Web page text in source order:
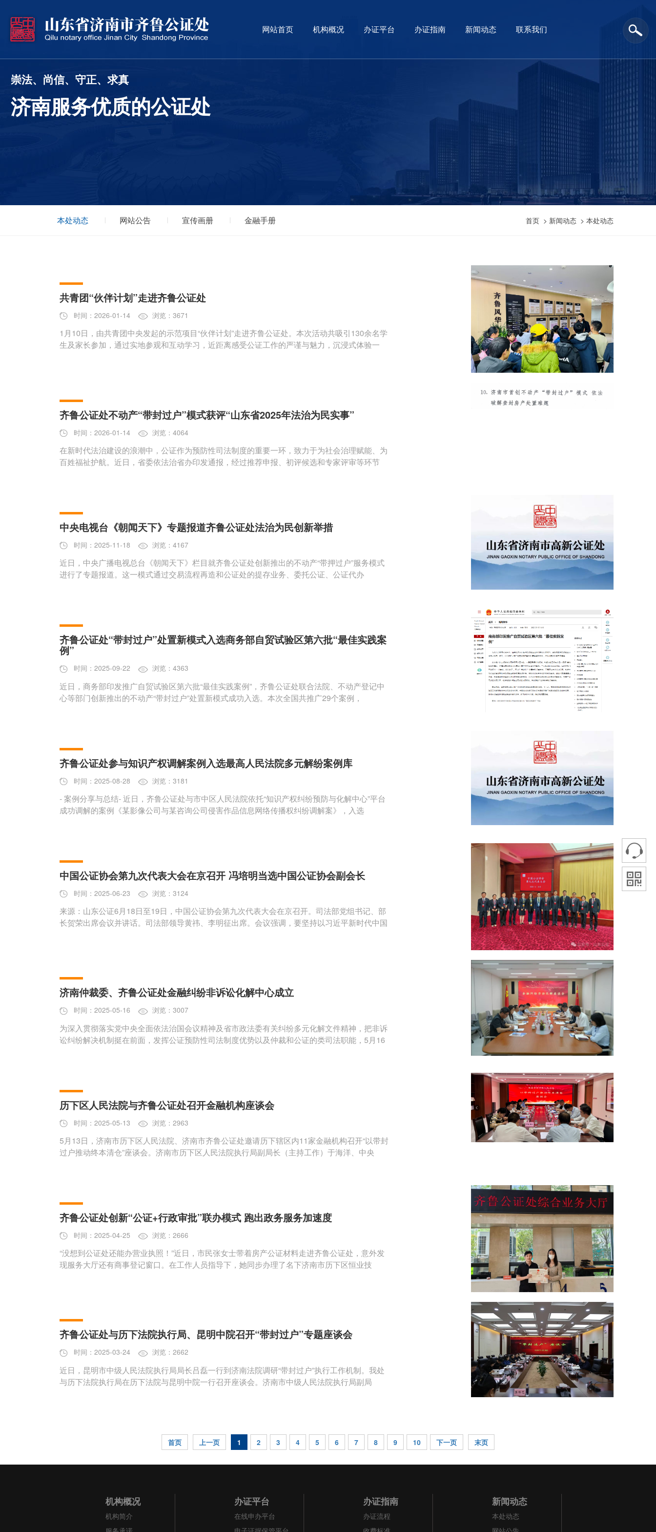
网站首页 机构概况 办证平台 办证指南 新闻动态 联系我们
崇法、尚信、守正、求真
济南服务优质的公证处
本处动态 网站公告 宣传画册 金融手册 首页 > 新闻动态 > 本处动态
共青团“伙伴计划”走进齐鲁公证处
时间：2026-01-14 浏览：3671
1月10日，由共青团中央发起的示范项目“伙伴计划”走进齐鲁公证处。本次活动共吸引130余名学
生及家长参加，通过实地参观和互动学习，近距离感受公证工作的严谨与魅力，沉浸式体验一
齐鲁公证处不动产“带封过户”模式获评“山东省2025年法治为民实事”
时间：2026-01-14 浏览：4064
在新时代法治建设的浪潮中，公证作为预防性司法制度的重要一环，致力于为社会治理赋能、为
百姓福祉护航。近日，省委依法治省办印发通报，经过推荐申报、初评候选和专家评审等环节
中央电视台《朝闻天下》专题报道齐鲁公证处法治为民创新举措
时间：2025-11-18 浏览：4167
近日，中央广播电视总台《朝闻天下》栏目就齐鲁公证处创新推出的不动产“带押过户”服务模式
进行了专题报道。这一模式通过交易流程再造和公证处的提存业务、委托公证、公证代办
齐鲁公证处“带封过户”处置新模式入选商务部自贸试验区第六批“最佳实践案
例”
时间：2025-09-22 浏览：4363
近日，商务部印发推广自贸试验区第六批“最佳实践案例”，齐鲁公证处联合法院、不动产登记中
心等部门创新推出的不动产“带封过户”处置新模式成功入选。本次全国共推广29个案例，
齐鲁公证处参与知识产权调解案例入选最高人民法院多元解纷案例库
时间：2025-08-28 浏览：3181
- 案例分享与总结- 近日，齐鲁公证处与市中区人民法院依托“知识产权纠纷预防与化解中心”平台
成功调解的案例《某影像公司与某咨询公司侵害作品信息网络传播权纠纷调解案》，入选
中国公证协会第九次代表大会在京召开 冯培明当选中国公证协会副会长
时间：2025-06-23 浏览：3124
来源：山东公证6月18日至19日，中国公证协会第九次代表大会在京召开。司法部党组书记、部
长贺荣出席会议并讲话。司法部领导黄祎、李明征出席。会议强调，要坚持以习近平新时代中国
济南仲裁委、齐鲁公证处金融纠纷非诉讼化解中心成立
时间：2025-05-16 浏览：3007
为深入贯彻落实党中央全面依法治国会议精神及省市政法委有关纠纷多元化解文件精神，把非诉
讼纠纷解决机制挺在前面，发挥公证预防性司法制度优势以及仲裁和公证的类司法职能，5月16
历下区人民法院与齐鲁公证处召开金融机构座谈会
时间：2025-05-13 浏览：2963
5月13日，济南市历下区人民法院、济南市齐鲁公证处邀请历下辖区内11家金融机构召开“以带封
过户推动终本清仓”座谈会。济南市历下区人民法院执行局副局长（主持工作）于海洋、中央
齐鲁公证处创新“公证+行政审批”联办模式 跑出政务服务加速度
时间：2025-04-25 浏览：2666
“没想到公证处还能办营业执照！”近日，市民张女士带着房产公证材料走进齐鲁公证处，意外发
现服务大厅还有商事登记窗口。在工作人员指导下，她同步办理了名下济南市历下区恒业技
齐鲁公证处与历下法院执行局、昆明中院召开“带封过户”专题座谈会
时间：2025-03-24 浏览：2662
近日，昆明市中级人民法院执行局局长吕磊一行到济南法院调研“带封过户”执行工作机制。我处
与历下法院执行局在历下法院与昆明中院一行召开座谈会。济南市中级人民法院执行局副局
首页 上一页 1 2 3 4 5 6 7 8 9 10 下一页 末页
机构概况
机构简介
办证平台
在线申办平台
办证指南
办证流程
新闻动态
本处动态